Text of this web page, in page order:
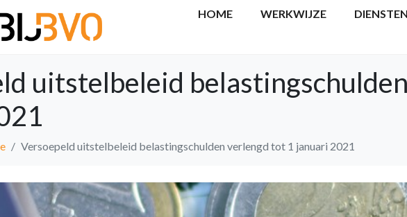
HOME WERKWIJZE DIENSTEN
uitstelbeleid
Versoepeld uitstelbeleid belastingschulden verlengd tot 1 januari 2021